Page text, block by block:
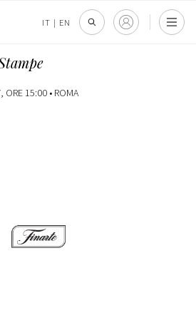
IT | EN
ORE 15:00 • ROMA